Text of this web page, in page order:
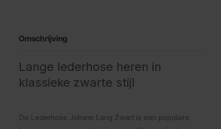
Omschrijving
Lange lederhose heren in
klassieke zwarte stijl
De Lederhose Johann Lang Zwart is een populaire